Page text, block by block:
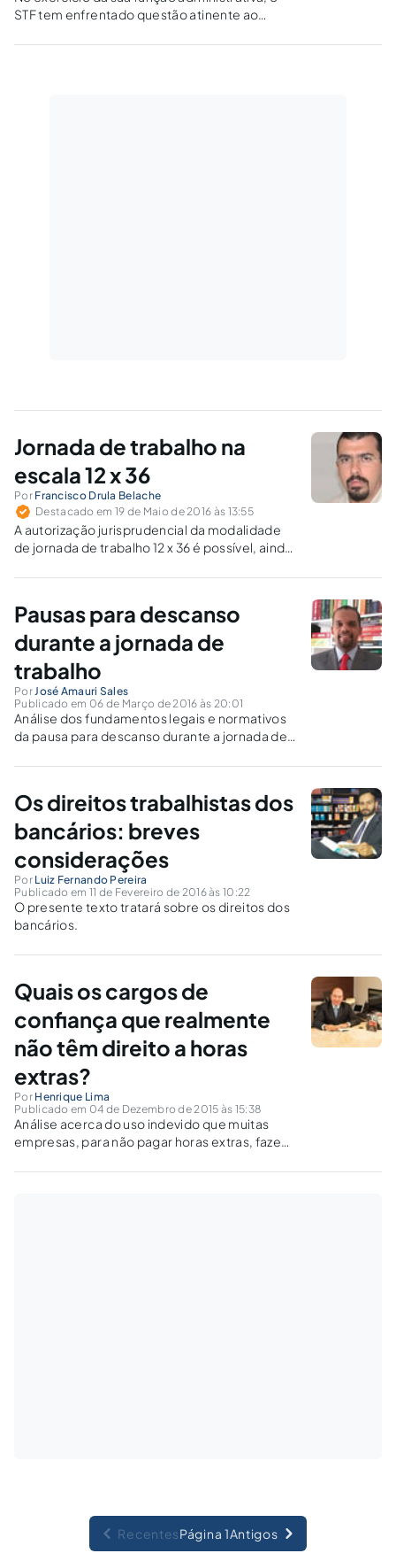
STF tem enfrentado questão atinente ao
ocupantes de cargo em comissão ou de
Jornada de trabalho na
escala 12 x 36
Por Francisco Drula Belache
Destacado em 19 de Maio de 2016 às 13:55
A autorização jurisprudencial da modalidade
de jornada de trabalho 12 x 36 é possível, ainda
proteção à saúde do trabalho?
Pausas para descanso
durante a jornada de
trabalho
PorJosé Amauri Sales
Publicado em 06 de Março de 2016 às 20:01
Análise dos fundamentos legais e normativos
da pausa para descanso durante a jornada de
extensão e aplicabilidade a casos
Os direitos trabalhistas dos
bancários: breves
considerações
Por Luiz Fernando Pereira
Publicado em 11 de Fevereiro de 2016 às 10:22
O presente texto tratará sobre os direitos dos
bancários.
Quais os cargos de
confiança que realmente
não têm direito a horas
extras?
Por Henrique Lima
Publicado em 04 de Dezembro de 2015 às 15:38
Análise acerca do uso indevido que muitas
empresas, para não pagar horas extras, fazem
alguns empregados como ocupantes de
RecentesPágina 1Antigos